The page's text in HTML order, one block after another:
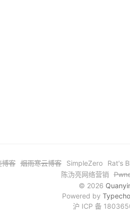
博客 烟雨寒云博客 SimpleZero Rat's
陈沩亮网络营销
© 2026
Powered by Typecho
沪 ICP 备